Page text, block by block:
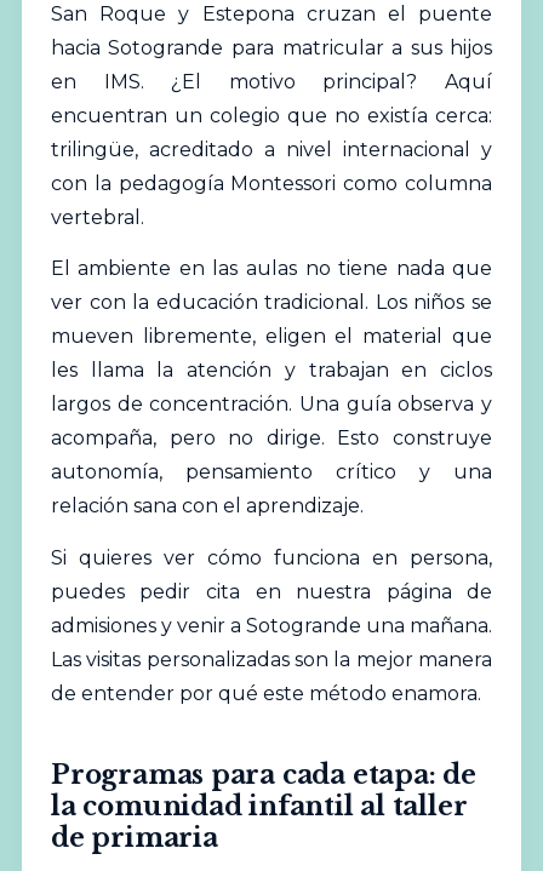
San Roque y Estepona cruzan el puente
hacia Sotogrande para matricular a sus hijos
en IMS. ¿El motivo principal? Aquí
encuentran un colegio que no existía cerca:
trilingüe, acreditado a nivel internacional y
con la pedagogía Montessori como columna
vertebral.
El ambiente en las aulas no tiene nada que
ver con la educación tradicional. Los niños se
mueven libremente, eligen el material que
les llama la atención y trabajan en ciclos
largos de concentración. Una guía observa y
acompaña, pero no dirige. Esto construye
autonomía, pensamiento crítico y una
relación sana con el aprendizaje.
Si quieres ver cómo funciona en persona,
puedes pedir cita en nuestra página de
admisionesy venir a Sotogrande una mañana.
Las visitas personalizadas son la mejor manera
de entender por qué este método enamora.
Programas para cada etapa: de
la comunidad infantil al taller
de primaria